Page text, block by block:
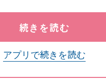
続きを読む
アプリで続きを読む